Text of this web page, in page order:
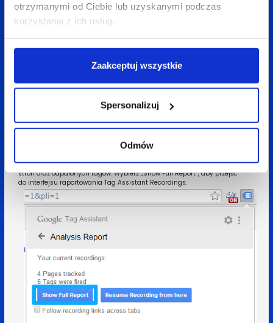
otrzymanymi od Ciebie lub uzyskanymi podczas
korzystania z ich usług.
Zaakceptuj wszystkie
Spersonalizuj
Odmów
Narzędzie pokaże podsumowanie bieżącego nagrania: liczbę śledzonych
stron oraz odpalonych tagów. Wybierz „Show Full Report”, aby przejść
do interfejsu raportowania Tag Assistant Recordings.